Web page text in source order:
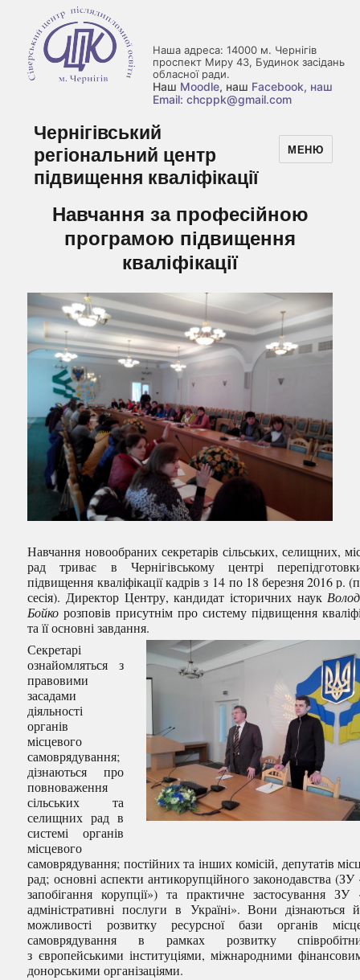
Наша адреса: 14000 м. Чернігів
проспект Миру 43, Будинок засідань
обласної ради.
Наш Moodle, наш Facebook, наш
Email: chcppk@gmail.com
Чернігівський
регіональний центр
підвищення кваліфікації
МЕНЮ
Навчання за професійною
програмою підвищення
кваліфікації
Навчання новообраних секретарів сільських, селищних,
рад триває в Чернігівському центрі
підвищення кваліфікації кадрів з 14 по 18 березня 2016 р.
сесія). Директор Центру, кандидат історичних наук
Бойко розповів присутнім про систему підвищення
та її основні завдання.
Секретарі
ознайомляться з
правовими
засадами
діяльності
органів
місцевого
самоврядування;
дізнаються про
повноваження
сільських та
селищних рад в
системі органів
місцевого
самоврядування; постійних та інших комісій, депутатів
рад; основні аспекти антикорупційного законодавства
запобігання корупції») та практичне застосування
адміністративні послуги в Україні». Вони дізнаються
можливості розвитку ресурсної бази органів
самоврядування в рамках розвитку
з європейськими інституціями, міжнародними
донорськими організаціями.